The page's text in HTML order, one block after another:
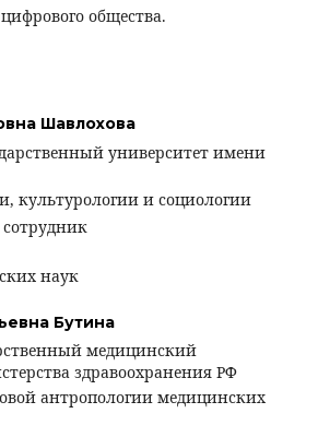
общества.
Шавлохова
университет имени
культурологии и социологии
наук
Бутина
медицинский
здравоохранения РФ
антропологии медицинских